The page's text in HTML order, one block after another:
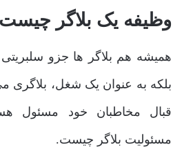
وظیفه یک بلاگر
همیشه هم بلاگر ها جزو
بلکه به عنوان یک شغل، بلاگری می‌
قبال مخاطبان خود مسئول
مسئولیت بلاگر چیست.